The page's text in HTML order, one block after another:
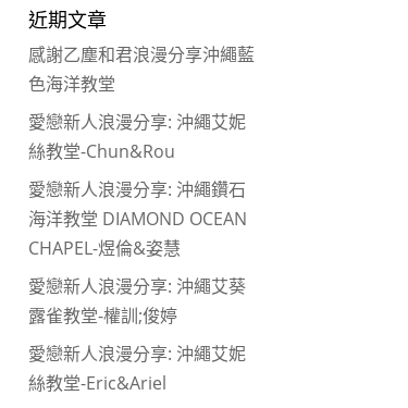
近期文章
感謝乙塵和君浪漫分享沖繩藍
色海洋教堂
愛戀新人浪漫分享: 沖繩艾妮
絲教堂-Chun&Rou
愛戀新人浪漫分享: 沖繩鑽石
海洋教堂 DIAMOND OCEAN
CHAPEL-煜倫&姿慧
愛戀新人浪漫分享: 沖繩艾葵
露雀教堂-權訓;俊婷
愛戀新人浪漫分享: 沖繩艾妮
絲教堂-Eric&Ariel